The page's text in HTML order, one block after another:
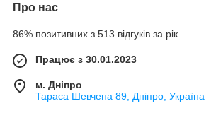
Про нас
86% позитивних з 513 відгуків за рік
Працює з 30.01.2023
м. Дніпро
Тараса Шевчена 89, Дніпро, Україна